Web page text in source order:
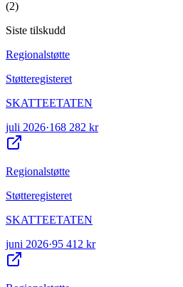
(2)
Siste tilskudd
Regionalstøtte
Støtteregisteret
SKATTEETATEN
juli 2026·168 282 kr
Regionalstøtte
Støtteregisteret
SKATTEETATEN
juni 2026·95 412 kr